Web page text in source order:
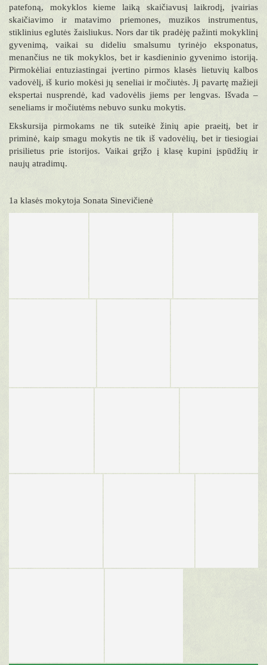
patefoną, mokyklos kieme laiką skaičiavusį laikrodį, įvairias
skaičiavimo ir matavimo priemones, muzikos instrumentus,
stiklinius eglutės žaisliukus. Nors dar tik pradėję pažinti mokyklinį
gyvenimą, vaikai su dideliu smalsumu tyrinėjo eksponatus,
menančius ne tik mokyklos, bet ir kasdieninio gyvenimo istoriją.
Pirmokėliai entuziastingai įvertino pirmos klasės lietuvių kalbos
vadovėlį, iš kurio mokėsi jų seneliai ir močiutės. Jį pavartę mažieji
ekspertai nusprendė, kad vadovėlis jiems per lengvas. Išvada –
seneliams ir močiutėms nebuvo sunku mokytis.
Ekskursija pirmokams ne tik suteikė žinių apie praeitį, bet ir
priminė, kaip smagu mokytis ne tik iš vadovėlių, bet ir tiesiogiai
prisilietus prie istorijos. Vaikai grįžo į klasę kupini įspūdžių ir
naujų atradimų.
1a klasės mokytoja Sonata Sinevičienė